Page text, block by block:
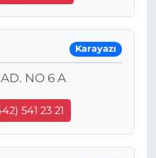
Karayazı
NO 6 A
541 23 21